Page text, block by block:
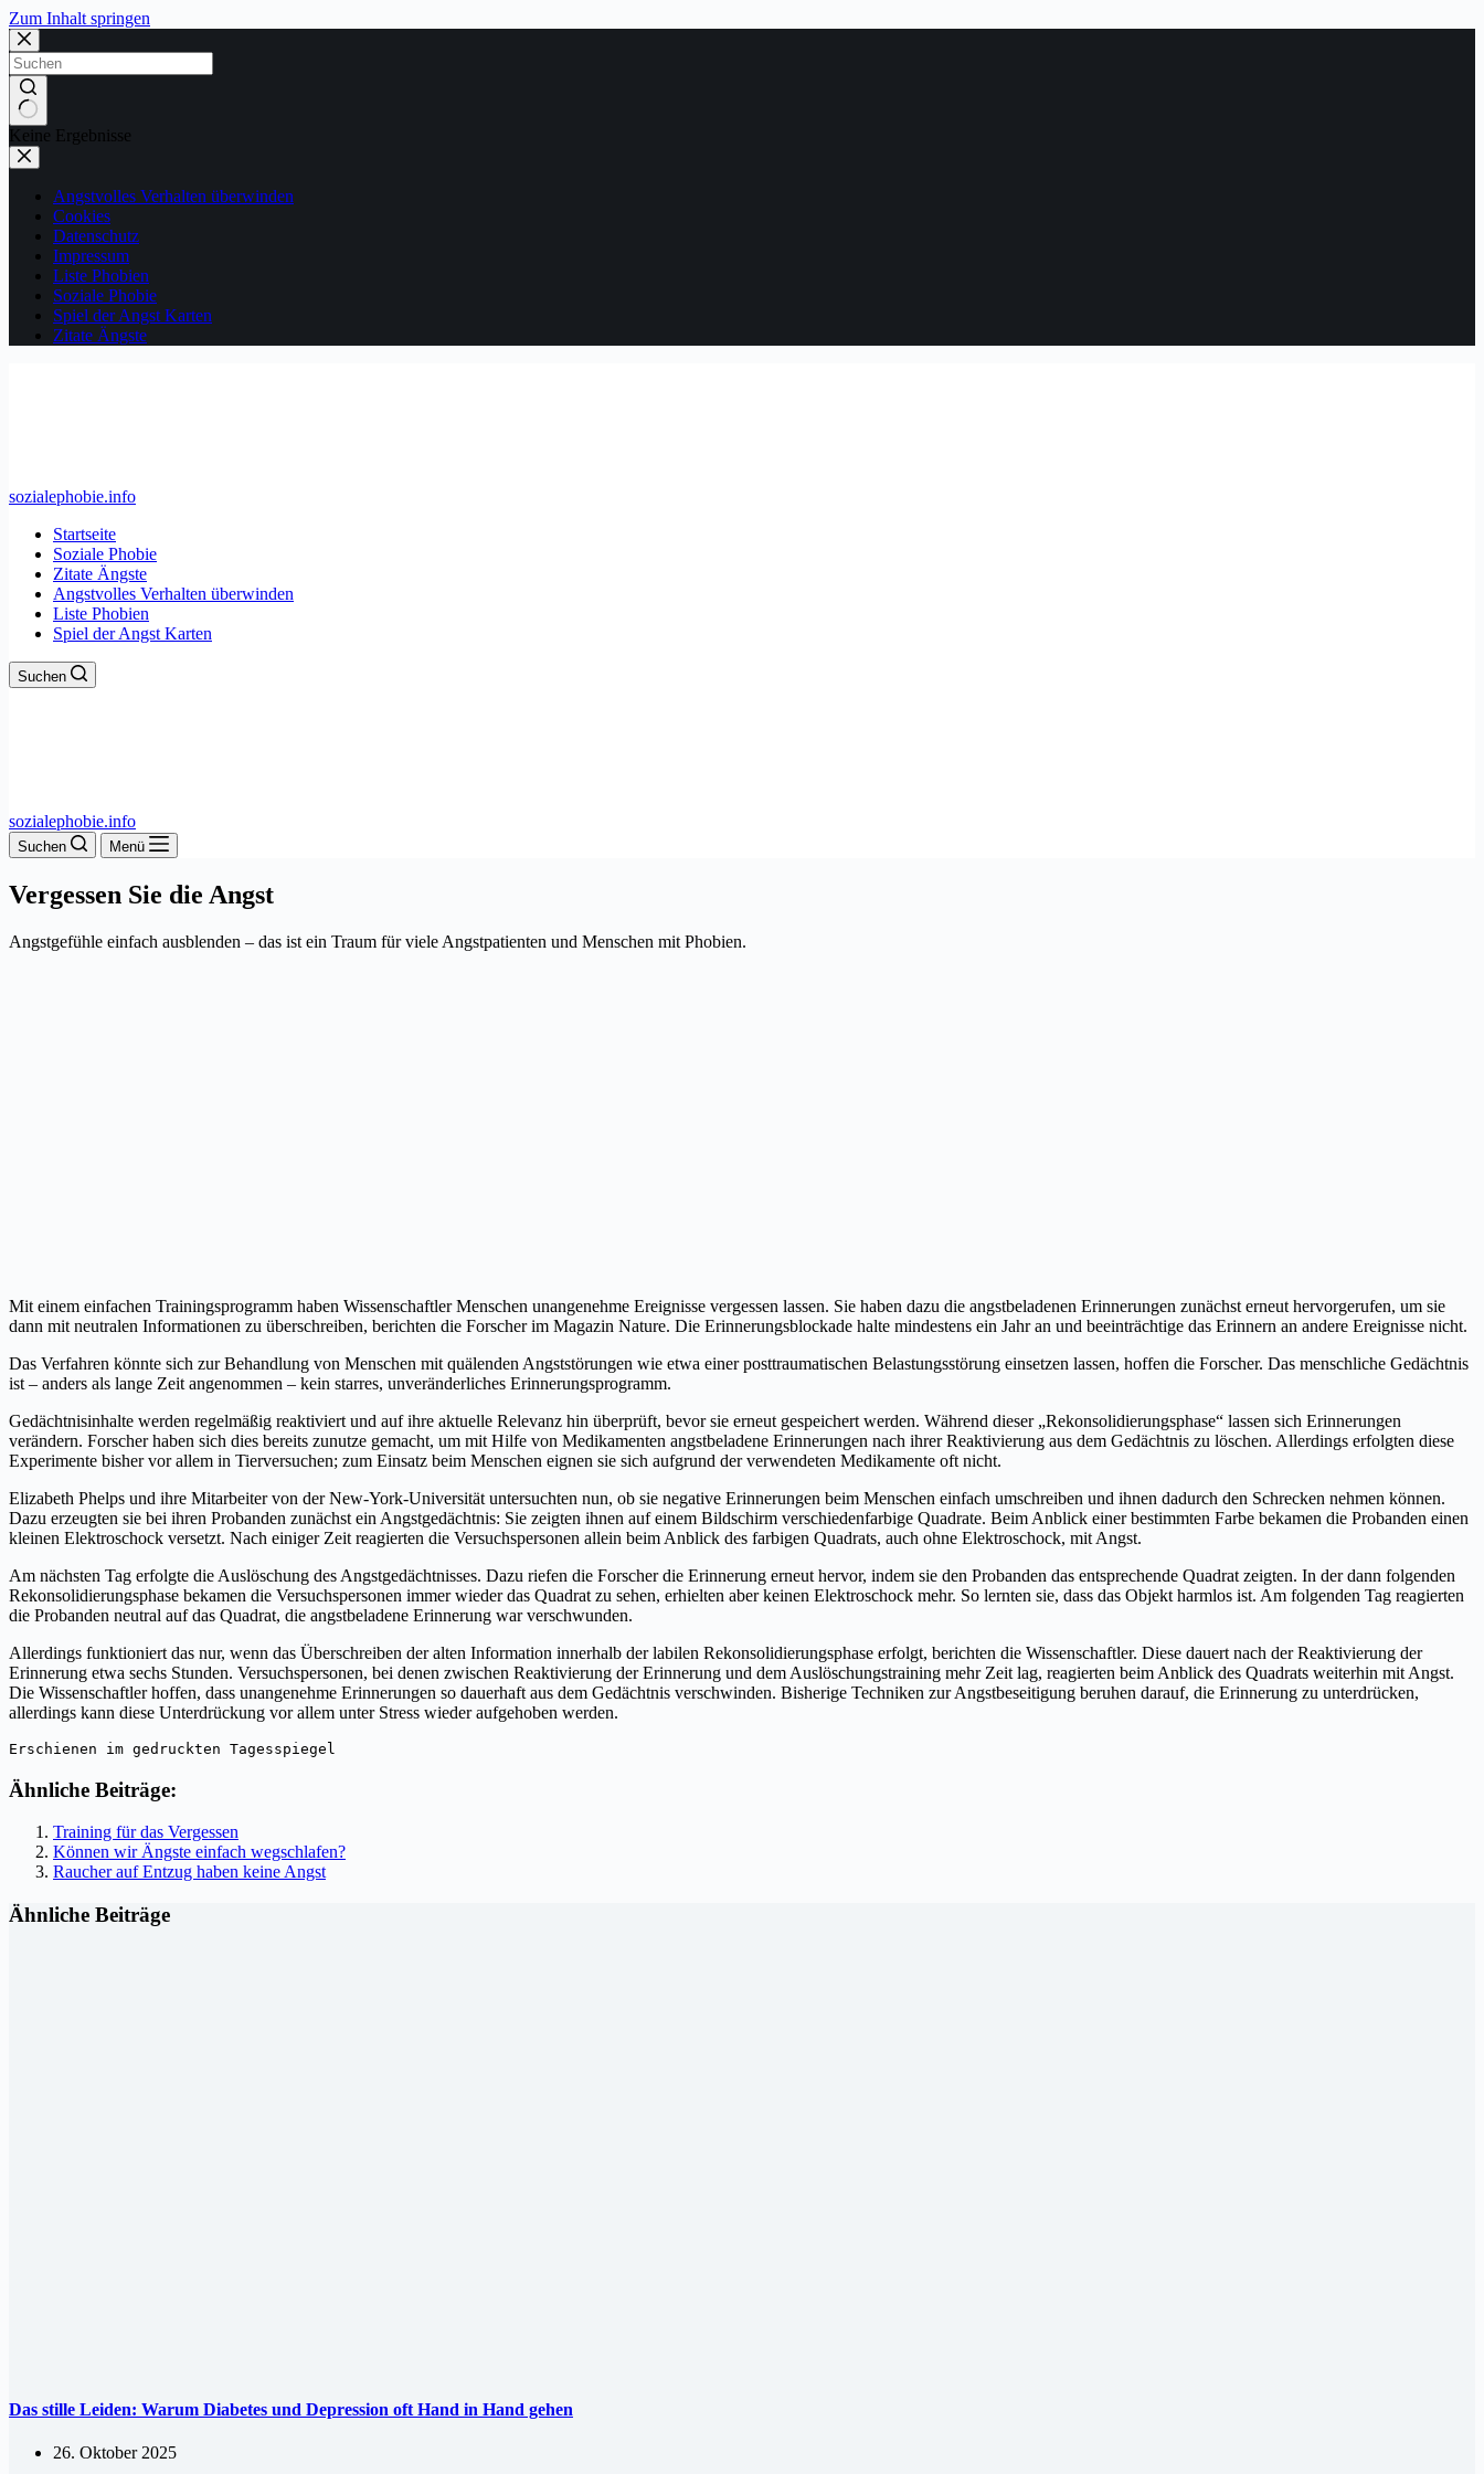
Zum Inhalt springen
Keine Ergebnisse
Angstvolles Verhalten überwinden
Cookies
Datenschutz
Impressum
Liste Phobien
Soziale Phobie
Spiel der Angst Karten
Zitate Ängste
sozialephobie.info
Startseite
Soziale Phobie
Zitate Ängste
Angstvolles Verhalten überwinden
Liste Phobien
Spiel der Angst Karten
Suchen
sozialephobie.info
Suchen Menü
Vergessen Sie die Angst
Angstgefühle einfach ausblenden – das ist ein Traum für viele Angstpatienten und Menschen mit Phobien.
Mit einem einfachen Trainingsprogramm haben Wissenschaftler Menschen unangenehme Ereignisse vergessen lassen. Sie haben dazu die angstbeladenen Erinnerungen zunächst erneut hervorgerufen, um sie
dann mit neutralen Informationen zu überschreiben, berichten die Forscher im Magazin Nature. Die Erinnerungsblockade halte mindestens ein Jahr an und beeinträchtige das Erinnern an andere Ereignisse nicht.
Das Verfahren könnte sich zur Behandlung von Menschen mit quälenden Angststörungen wie etwa einer posttraumatischen Belastungsstörung einsetzen lassen, hoffen die Forscher. Das menschliche Gedächtnis
ist – anders als lange Zeit angenommen – kein starres, unveränderliches Erinnerungsprogramm.
Gedächtnisinhalte werden regelmäßig reaktiviert und auf ihre aktuelle Relevanz hin überprüft, bevor sie erneut gespeichert werden. Während dieser „Rekonsolidierungsphase“ lassen sich Erinnerungen
verändern. Forscher haben sich dies bereits zunutze gemacht, um mit Hilfe von Medikamenten angstbeladene Erinnerungen nach ihrer Reaktivierung aus dem Gedächtnis zu löschen. Allerdings erfolgten diese
Experimente bisher vor allem in Tierversuchen; zum Einsatz beim Menschen eignen sie sich aufgrund der verwendeten Medikamente oft nicht.
Elizabeth Phelps und ihre Mitarbeiter von der New-York-Universität untersuchten nun, ob sie negative Erinnerungen beim Menschen einfach umschreiben und ihnen dadurch den Schrecken nehmen können.
Dazu erzeugten sie bei ihren Probanden zunächst ein Angstgedächtnis: Sie zeigten ihnen auf einem Bildschirm verschiedenfarbige Quadrate. Beim Anblick einer bestimmten Farbe bekamen die Probanden einen
kleinen Elektroschock versetzt. Nach einiger Zeit reagierten die Versuchspersonen allein beim Anblick des farbigen Quadrats, auch ohne Elektroschock, mit Angst.
Am nächsten Tag erfolgte die Auslöschung des Angstgedächtnisses. Dazu riefen die Forscher die Erinnerung erneut hervor, indem sie den Probanden das entsprechende Quadrat zeigten. In der dann folgenden
Rekonsolidierungsphase bekamen die Versuchspersonen immer wieder das Quadrat zu sehen, erhielten aber keinen Elektroschock mehr. So lernten sie, dass das Objekt harmlos ist. Am folgenden Tag reagierten
die Probanden neutral auf das Quadrat, die angstbeladene Erinnerung war verschwunden.
Allerdings funktioniert das nur, wenn das Überschreiben der alten Information innerhalb der labilen Rekonsolidierungsphase erfolgt, berichten die Wissenschaftler. Diese dauert nach der Reaktivierung der
Erinnerung etwa sechs Stunden. Versuchspersonen, bei denen zwischen Reaktivierung der Erinnerung und dem Auslöschungstraining mehr Zeit lag, reagierten beim Anblick des Quadrats weiterhin mit Angst.
Die Wissenschaftler hoffen, dass unangenehme Erinnerungen so dauerhaft aus dem Gedächtnis verschwinden. Bisherige Techniken zur Angstbeseitigung beruhen darauf, die Erinnerung zu unterdrücken,
allerdings kann diese Unterdrückung vor allem unter Stress wieder aufgehoben werden.
Erschienen im gedruckten Tagesspiegel
Ähnliche Beiträge:
Training für das Vergessen
Können wir Ängste einfach wegschlafen?
Raucher auf Entzug haben keine Angst
Ähnliche Beiträge
Das stille Leiden: Warum Diabetes und Depression oft Hand in Hand gehen
26. Oktober 2025